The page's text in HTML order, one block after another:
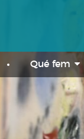
Qué fem